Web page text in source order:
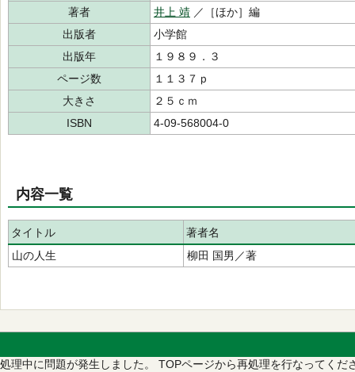
著者
井上 靖 ／［ほか］編
出版者
小学館
出版年
１９８９．３
ページ数
１１３７ｐ
大きさ
２５ｃｍ
ISBN
4-09-568004-0
内容一覧
タイトル
著者名
山の人生
柳田 国男／著
処理中に問題が発生しました。 TOPページから再処理を行なってくだ